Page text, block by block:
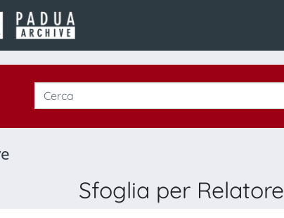
Sfoglia per Relatore